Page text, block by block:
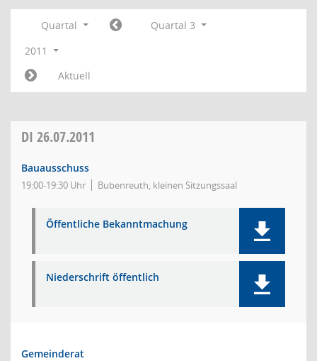
Quartal
Quartal 3
2011
Aktuell
DI 26.07.2011
Bauausschuss
19:00-19:30 Uhr Bubenreuth, kleinen Sitzungssaal
Öffentliche Bekanntmachung
Niederschrift öffentlich
Gemeinderat